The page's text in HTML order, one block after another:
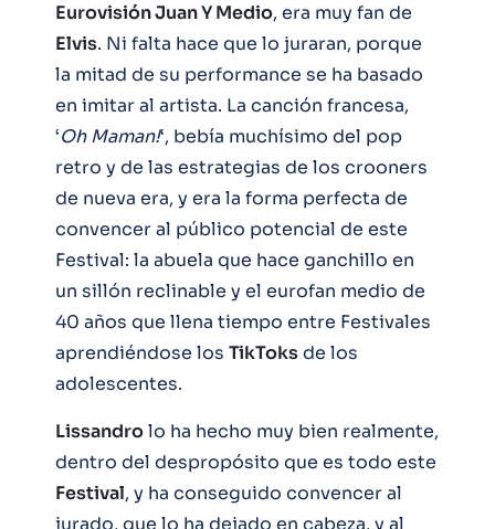
Eurovisión Juan Y Medio, era muy fan de
Elvis. Ni falta hace que lo juraran, porque
la mitad de su performance se ha basado
en imitar al artista. La canción francesa,
‘Oh Maman!‘, bebía muchísimo del pop
retro y de las estrategias de los crooners
de nueva era, y era la forma perfecta de
convencer al público potencial de este
Festival: la abuela que hace ganchillo en
un sillón reclinable y el eurofan medio de
40 años que llena tiempo entre Festivales
aprendiéndose los TikToksde los
adolescentes.
Lissandrolo ha hecho muy bien realmente,
dentro del despropósito que es todo este
Festival, y ha conseguido convencer al